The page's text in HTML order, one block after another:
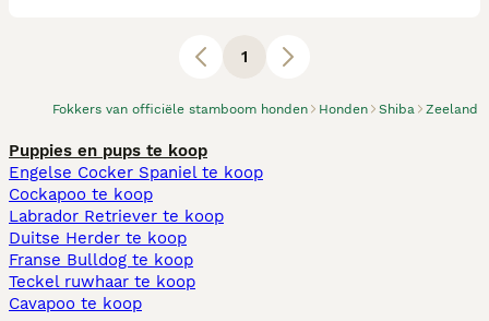
Fokkers van officiële stamboom honden Honden Shiba Zeeland
honden heerlijk vrij en blij op en rond het erf kunnen
1
Puppies en pups te koop
Engelse Cocker Spaniel te koop
Cockapoo te koop
Labrador Retriever te koop
Duitse Herder te koop
Franse Bulldog te koop
Teckel ruwhaar te koop
Cavapoo te koop